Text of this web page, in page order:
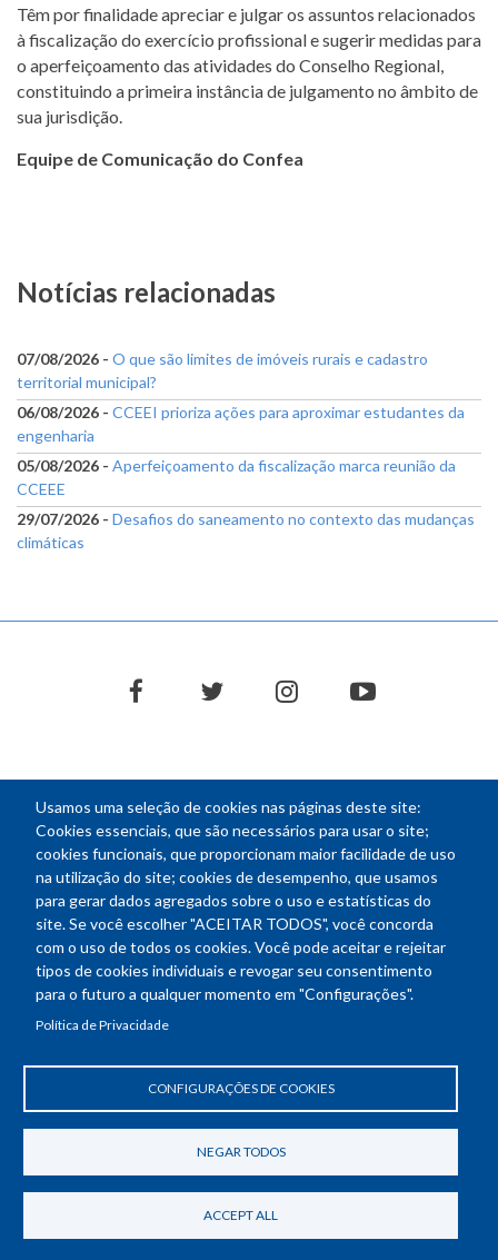
Usamos uma seleção de cookies nas páginas deste site:
Cookies essenciais, que são necessários para usar o site;
cookies funcionais, que proporcionam maior facilidade de uso
na utilização do site; cookies de desempenho, que usamos
para gerar dados agregados sobre o uso e estatísticas do
site. Se você escolher "ACEITAR TODOS", você concorda
com o uso de todos os cookies. Você pode aceitar e rejeitar
tipos de cookies individuais e revogar seu consentimento
para o futuro a qualquer momento em "Configurações".
Política de Privacidade
CONFIGURAÇÕES DE COOKIES
NEGAR TODOS
ACCEPT ALL
Têm por finalidade apreciar e julgar os assuntos relacionados
à fiscalização do exercício profissional e sugerir medidas para
o aperfeiçoamento das atividades do Conselho Regional,
constituindo a primeira instância de julgamento no âmbito de
sua jurisdição.
Equipe de Comunicação do Confea
Notícias relacionadas
07/08/2026 - O que são limites de imóveis rurais e cadastro
territorial municipal?
06/08/2026 - CCEEI prioriza ações para aproximar estudantes da
engenharia
05/08/2026 - Aperfeiçoamento da fiscalização marca reunião da
CCEEE
29/07/2026 - Desafios do saneamento no contexto das mudanças
climáticas
facebooktwitter instagramyoutube
NEWSLETTER
Endereço: SEPN 508, Bloco A
70740-541 - Brasília-DF
Horário de funcionamento: das 8h30 às 18h30
Política de Privacidade
Revogar consentimento de cookies